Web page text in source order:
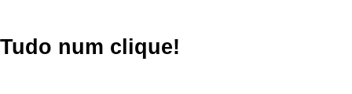
Tudo num clique!